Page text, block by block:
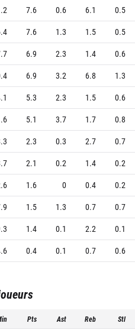
7.6 0.6 6.1
0.5
7.6 1.3 1.5
0.5
6.9 2.3 1.4
0.6
6.9 3.2 6.8
1.3
5.3 2.3 1.5
0.6
5.1 3.7 1.7
0.8
2.3 0.3 2.7
0.7
2.1 0.2 1.4
0.2
1.6 0 0.4
0.2
1.5 1.3 0.7
0.7
1.4 0.1 2.2
0.1
0.4 0.1 0.7 0.6
Pts Ast Reb Stl